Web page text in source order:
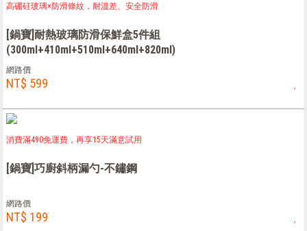
高硼硅玻璃×防滑條紋，耐溫差、安全防滑
[鍋寶]耐熱玻璃防滑保鮮盒5件組
(300ml+410ml+510ml+640ml+820ml)
網路價
NT$ 599
消費滿490免運費，再享15天滿意試用
[鍋寶]巧廚斜柄漏勺-不鏽鋼
網路價
NT$ 199